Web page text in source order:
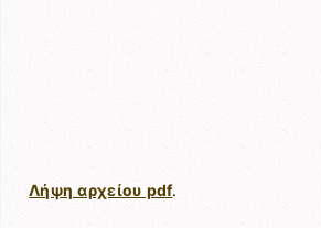
Λήψη αρχείου pdf.